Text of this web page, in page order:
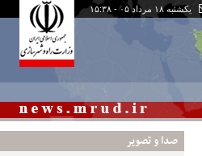
یکشنبه ۱۸ مرداد ۰۵ - ۱۵:۳۸
صدا و تصوير